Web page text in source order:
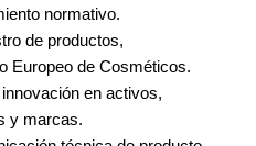
normativo.
de productos,
Europeo de Cosméticos.
innovación en activos,
y marcas.